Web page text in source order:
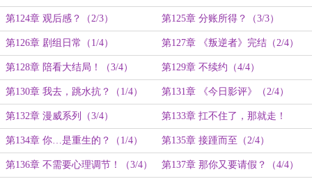
第124章 观后感？（2/3） 第125章 分账所得？（3/3）
第126章 剧组日常（1/4） 第127章 《叛逆者》完结（2/4）
第128章 陪看大结局！（3/4） 第129章 不续约（4/4）
第130章 我去，跳水抗？（1/4） 第131章 《今日影评》（2/4）
第132章 漫威系列（3/4） 第133章 扛不住了，那就走！
（4/4）
第134章 你…是重生的？（1/4） 第135章 接踵而至（2/4）
第136章 不需要心理调节！（3/4） 第137章 那你又要请假？（4/4）